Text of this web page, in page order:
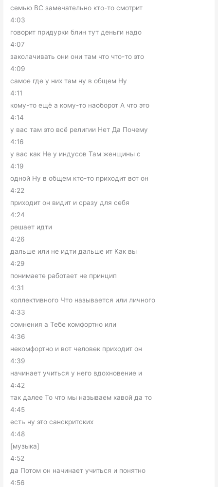
семью ВС замечательно кто-то смотрит
4:03
говорит придурки блин тут деньги надо
4:07
заколачивать они они там что что-то это
4:09
самое где у них там ну в общем Ну
4:11
кому-то ещё а кому-то наоборот А что это
4:14
у вас там это всё религии Нет Да Почему
4:16
у вас как Не у индусов Там женщины с
4:19
одной Ну в общем кто-то приходит вот он
4:22
приходит он видит и сразу для себя
4:24
решает идти
4:26
дальше или не идти дальше ит Как вы
4:29
понимаете работает не принцип
4:31
коллективного Что называется или личного
4:33
сомнения а Тебе комфортно или
4:36
некомфортно и вот человек приходит он
4:39
начинает учиться у него вдохновение и
4:42
так далее То что мы называем хавой да то
4:45
есть ну это санскритских
4:48
[музыка]
4:52
да Потом он начинает учиться и понятно
4:56